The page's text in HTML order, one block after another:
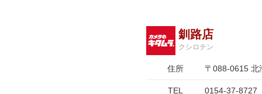
釧路店
クシロテン
住所 〒088-0615 北
TEL 0154-37-8727